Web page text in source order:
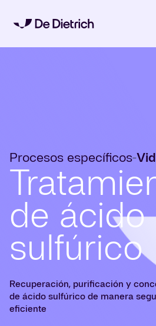
Procesos específicos-
de ácido
sulfúrico
Recuperación, purificación y
de ácido sulfúrico de manera
eficiente